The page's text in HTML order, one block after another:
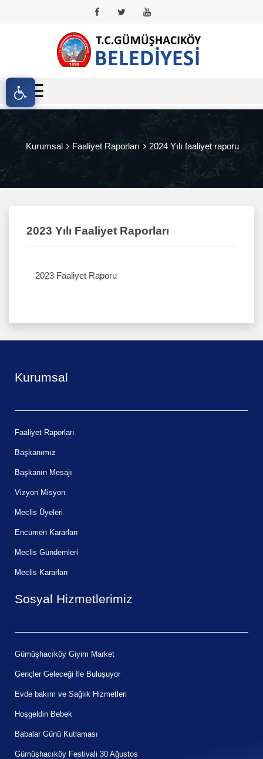
Anasayfa
Kurumsal
Hizmetlerimiz
Projelerimiz
Gümüşhacıköy
☰
Kurumsal Faaliyet Raporları 2024 Yılı faaliyet raporu
2023 Yılı Faaliyet Raporları
2023 Faaliyet Raporu
Kurumsal
Faaliyet Raporları
Başkanımız
Başkanın Mesajı
Vizyon Misyon
Meclis Üyeleri
Encümen Kararları
Meclis Gündemleri
Meclis Kararları
Sosyal Hizmetlerimiz
Gümüşhacıköy Giyim Market
Gençler Geleceği İle Buluşuyor
Evde bakım ve Sağlık Hizmetleri
Hoşgeldin Bebek
Babalar Günü Kutlaması
Gümüşhacıköy Festivali 30 Ağustos